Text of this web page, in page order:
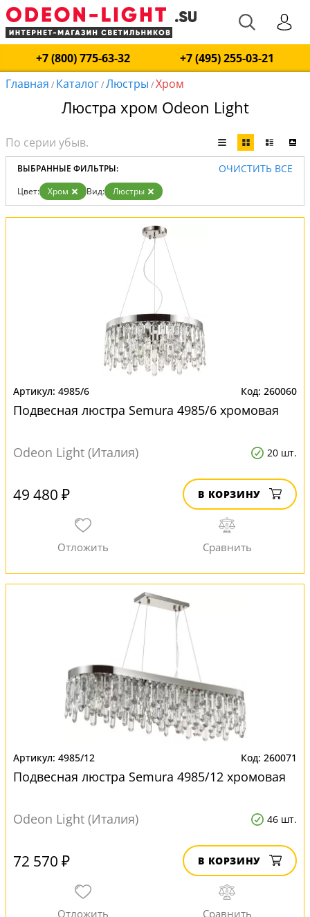
+7 (800) 775-63-32
+7 (495) 255-03-21
Главная / Каталог/Люстры /Хром
Люстра хром Odeon Light
ВЫБРАННЫЕ ФИЛЬТРЫ: ОЧИСТИТЬ ВСЕ
Цвет: Хром Вид: Люстры
4985/6 260060
Подвесная люстра Semura 4985/6 хромовая
Odeon Light (Италия) 20 шт.
49 480 ₽ В КОРЗИНУ
4985/12 260071
Подвесная люстра Semura 4985/12 хромовая
Odeon Light (Италия) 46 шт.
72 570 ₽ В КОРЗИНУ